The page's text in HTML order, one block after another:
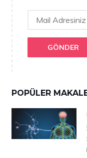
GÖNDER
POPÜLER